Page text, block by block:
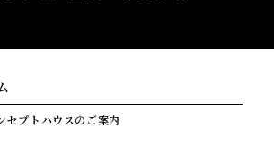
セプトハウスのご案内